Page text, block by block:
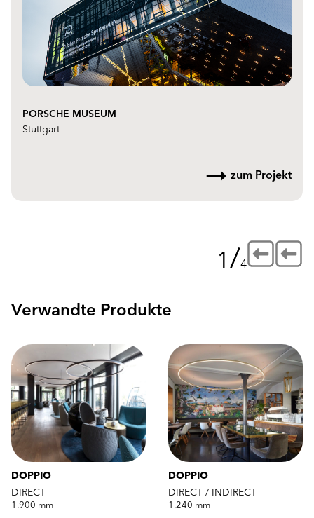
PORSCHE MUSEUM
Stuttgart
zum Projekt
1 /4
Verwandte Produkte
DOPPIO
DIRECT
1.900 mm
DOPPIO
DIRECT / INDIRECT
1.240 mm